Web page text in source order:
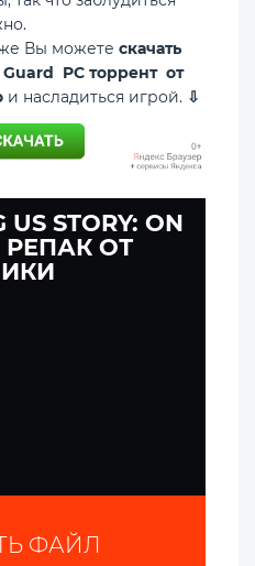
Вы можете скачать
PC торрент от
и насладиться игрой. ⇩
US STORY: ON
РЕПАК ОТ
ФАЙЛ